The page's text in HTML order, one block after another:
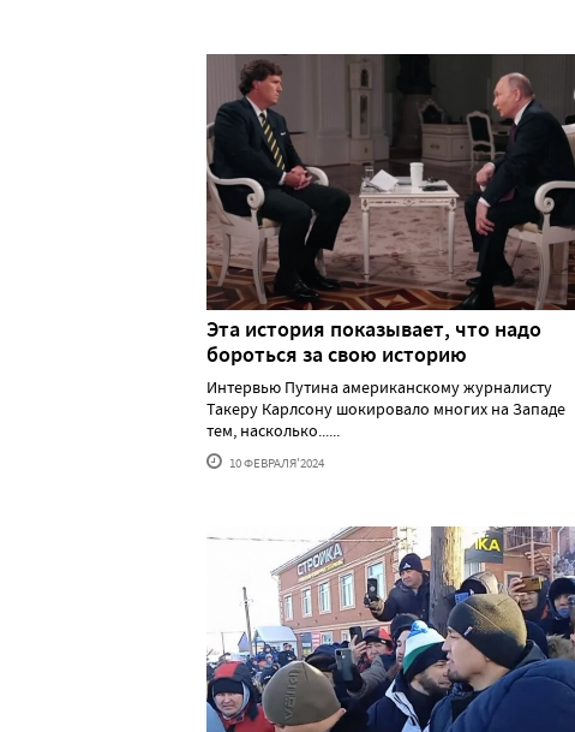
Эта история показывает, что надо
бороться за свою историю
Интервью Путина американскому журналисту
Такеру Карлсону шокировало многих на Западе
тем, насколько......
10 ФЕВРАЛЯ'2024